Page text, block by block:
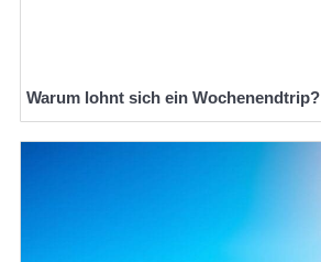
Warum lohnt sich ein Wochenendtrip?